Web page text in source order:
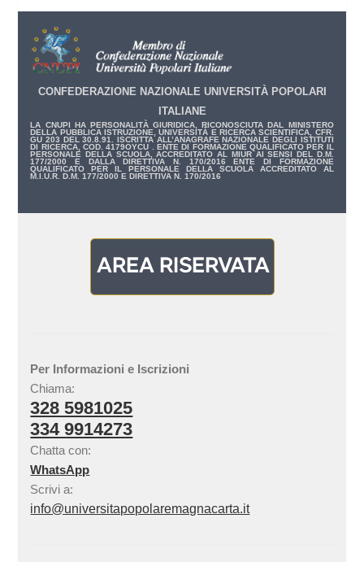
CONFEDERAZIONE NAZIONALE UNIVERSITÀ POPOLARI
ITALIANE
LA CNUPI HA PERSONALITÀ GIURIDICA, RICONOSCIUTA DAL MINISTERO
DELLA PUBBLICA ISTRUZIONE, UNIVERSITÀ E RICERCA SCIENTIFICA, CFR.
GU 203 DEL 30.8.91. ISCRITTA ALL’ANAGRAFE NAZIONALE DEGLI ISTITUTI
DI RICERCA, COD. 4179OYCU . ENTE DI FORMAZIONE QUALIFICATO PER IL
PERSONALE DELLA SCUOLA, ACCREDITATO AL MIUR AI SENSI DEL D.M.
177/2000 E DALLA DIRETTIVA N. 170/2016 ENTE DI FORMAZIONE
QUALIFICATO PER IL PERSONALE DELLA SCUOLA ACCREDITATO AL
M.I.U.R. D.M. 177/2000 E DIRETTIVA N. 170/2016
Per Informazioni e Iscrizioni
Chiama:
328 5981025
334 9914273
Chatta con:
WhatsApp
Scrivi a:
info@universitapopolaremagnacarta.it